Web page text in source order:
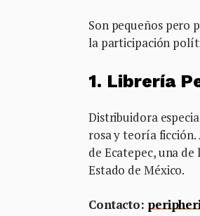
Son pequeños pero
la participación
1. Librería
Distribuidora
rosa y teoría ficción.
de Ecatepec, una
Estado de México.
Contacto: